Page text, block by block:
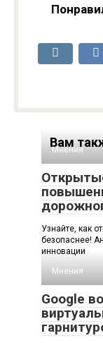
Вам
Мнения
Узнайте, как
безопаснее!
инновации
Мнения
Google